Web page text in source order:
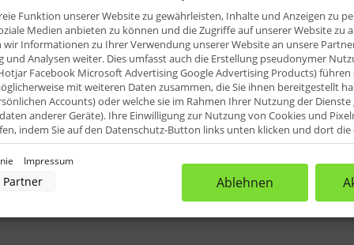
HSK Walk In Duschpaneel
Funktion unserer Website zu gewährleisten, Inhalte und Anzeigen zu
Medien anbieten zu können und die Zugriffe auf unserer Website zu
wir Informationen zu Ihrer Verwendung unserer Website an unsere
und Analysen weiter. Dies umfasst auch die Erstellung pseudonymer
Facebook Microsoft Advertising Google Advertising Products) führen
mit weiteren Daten zusammen, die Sie ihnen bereitgestellt
Accounts) oder welche sie im Rahmen Ihrer Nutzung der
anderer Geräte). Ihre Einwilligung zur Nutzung von Cookies und
indem Sie auf den Datenschutz-Button links unten klicken und dort
durch unsere Partner:
Daten zur Auswahl von Werbeanzeigen
für personalisierte Werbung
Impressum
Partner Ablehnen